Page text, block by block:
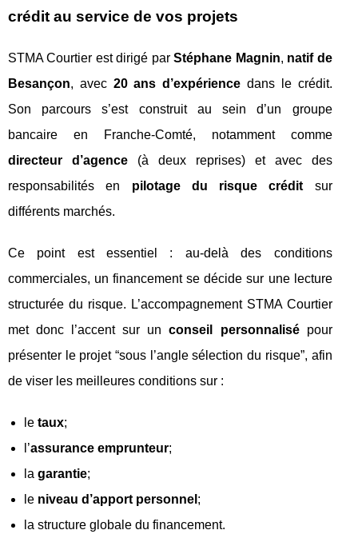
crédit au service de vos projets
STMA Courtier est dirigé parStéphane Magnin, natif de
Besançon, avec 20 ans d’expérience dans le crédit.
Son parcours s’est construit au sein d’un groupe
bancaire en Franche‑Comté, notamment comme
directeur d’agence(à deux reprises) et avec des
responsabilités en pilotage du risque crédit sur
différents marchés.
Ce point est essentiel : au-delà des conditions
commerciales, un financement se décide sur une lecture
structurée du risque. L’accompagnement STMA Courtier
met donc l’accent sur unconseil personnalisépour
présenter le projet “sous l’angle sélection du risque”, afin
de viser les meilleures conditions sur :
le taux;
l’assurance emprunteur;
la garantie;
le niveau d’apport personnel ;
la structure globale du financement.